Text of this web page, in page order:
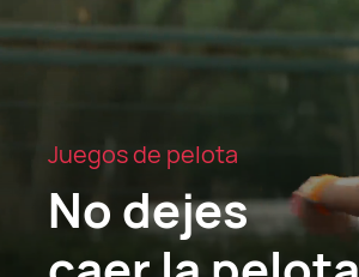
Juegos de pelota
No dejes